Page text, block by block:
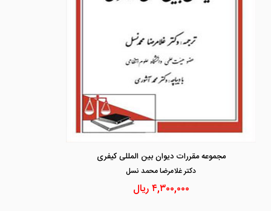
مجموعه مقررات دیوان بین المللی کیفری
دكتر غلامرضا محمد نسل
۴,۳۰۰,۰۰۰ریال